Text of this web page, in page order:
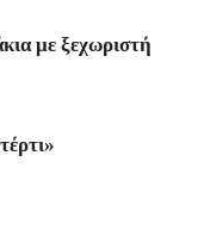
με ξεχωριστή